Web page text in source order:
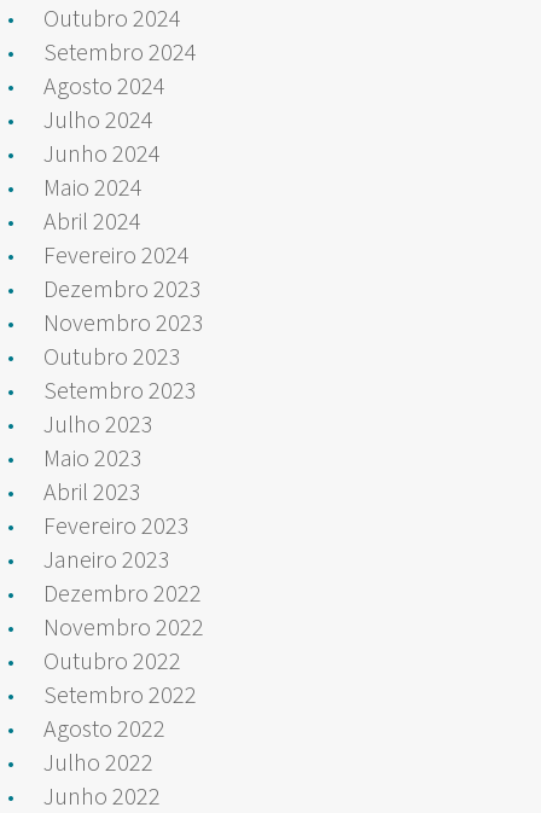
Outubro 2024
Setembro 2024
Agosto 2024
Julho 2024
Junho 2024
Maio 2024
Abril 2024
Fevereiro 2024
Dezembro 2023
Novembro 2023
Outubro 2023
Setembro 2023
Julho 2023
Maio 2023
Abril 2023
Fevereiro 2023
Janeiro 2023
Dezembro 2022
Novembro 2022
Outubro 2022
Setembro 2022
Agosto 2022
Julho 2022
Junho 2022